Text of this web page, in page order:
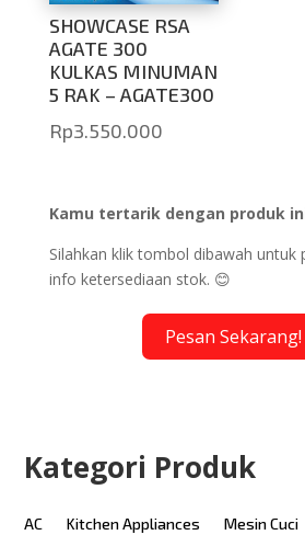
SHOWCASE RSA
AGATE 300
KULKAS MINUMAN
5 RAK – AGATE300
Rp3.550.000
Kamu tertarik dengan produk
Silahkan klik tombol dibawah untuk
info ketersediaan stok. 😊
Pesan
Kategori Produk
AC Kitchen Appliances Mesin Cuci